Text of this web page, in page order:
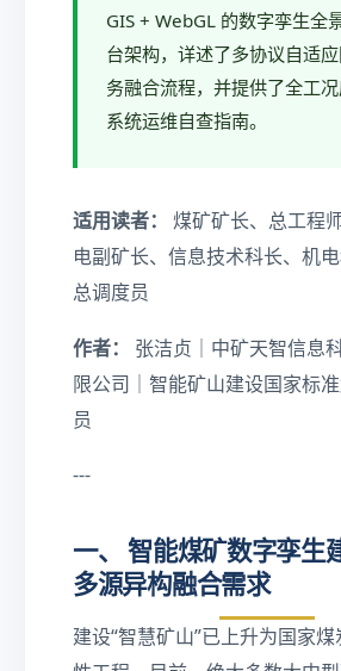
GIS + WebGL 的数字孪生全
台架构，详述了多协议自适
务融合流程，并提供了全工
系统运维自查指南。
适用读者：
煤矿矿长、总工程
电副矿长、信息技术科长、机
总调度员
作者：
张洁贞｜中矿天智信息
限公司｜智能矿山建设国家标
员
---
一、 智能煤矿数字孪生
多源异构融合需求
建设“智慧矿山”已上升为国家